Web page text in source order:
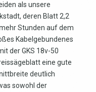
als unsere
deren Blatt 2,2
Stunden auf dem
Kabelgebundenes
der GKS 18v-50
eine gute
deutlich
sowohl der